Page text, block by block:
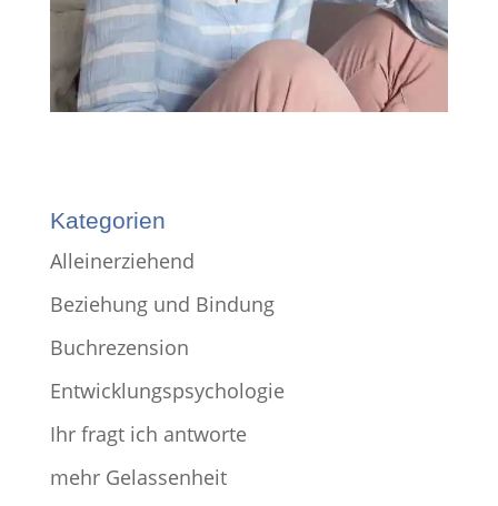
Kategorien
Alleinerziehend
Beziehung und Bindung
Buchrezension
Entwicklungspsychologie
Ihr fragt ich antworte
mehr Gelassenheit